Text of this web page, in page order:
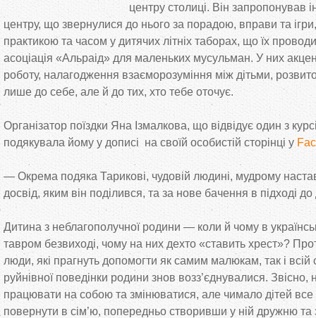
центру столиці. Він запропонував
центру, що звернулися до нього за порадою, вправи та
практикою та часом у дитячих літніх таборах, що їх
асоціація «Альраід» для маленьких мусульман. У них
роботу, налагодження взаєморозуміння між дітьми,
лише до себе, але й до тих, хто тебе оточує.
Організатор поїздки Яна Ізмалкова, що відвідує один з
подякувала йому у дописі на своїй особистій сторінці у
— Окрема подяка Тарикові, чудовій людині, мудрому
досвід, яким він поділився, та за нове бачення в підході до
Дитина з неблагополучної родини — коли й чому в
тавром безвиході, чому на них дехто «ставить хрест»?
люди, які прагнуть допомогти як самим малюкам, так і всій
руйнівної поведінки родини знов возз’єднувалися. Звісно,
працювати на собою та змінюватися, але чимало дітей
повернути в сім’ю, попередньо створивши у ній дружню